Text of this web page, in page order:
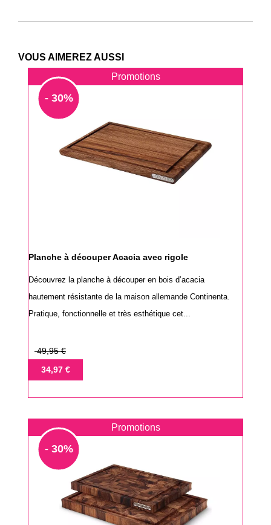
VOUS AIMEREZ AUSSI
Promotions
- 30%
Planche à découper Acacia avec rigole
Découvrez la planche à découper en bois d’acacia
hautement résistante de la maison allemande Continenta.
Pratique, fonctionnelle et très esthétique cet...
Prix
base
49,95 €
Prix34,97 €
Promotions
- 30%